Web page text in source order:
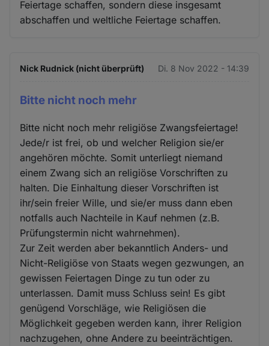
Feiertage schaffen, sondern diese insgesamt
abschaffen und weltliche Feiertage schaffen.
Nick Rudnick (nicht überprüft) Di. 8 Nov 2022 - 14:39
Bitte nicht noch mehr
Bitte nicht noch mehr religiöse Zwangsfeiertage!
Jede/r ist frei, ob und welcher Religion sie/er
angehören möchte. Somit unterliegt niemand
einem Zwang sich an religiöse Vorschriften zu
halten. Die Einhaltung dieser Vorschriften ist
ihr/sein freier Wille, und sie/er muss dann eben
notfalls auch Nachteile in Kauf nehmen (z.B.
Prüfungstermin nicht wahrnehmen).
Zur Zeit werden aber bekanntlich Anders- und
Nicht-Religiöse von Staats wegen gezwungen, an
gewissen Feiertagen Dinge zu tun oder zu
unterlassen. Damit muss Schluss sein! Es gibt
genügend Vorschläge, wie Religiösen die
Möglichkeit gegeben werden kann, ihrer Religion
nachzugehen, ohne Andere zu beeinträchtigen.